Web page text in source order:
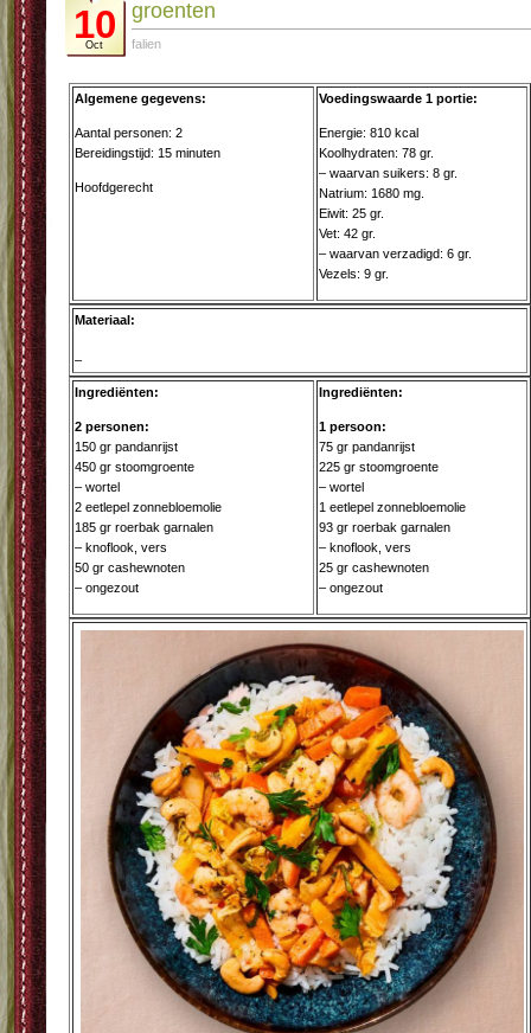
10
Oct
groenten
falien
Algemene gegevens:
Aantal personen: 2
Bereidingstijd: 15 minuten
Hoofdgerecht
Voedingswaarde 1 portie:
Energie: 810 kcal
Koolhydraten: 78 gr.
– waarvan suikers: 8 gr.
Natrium: 1680 mg.
Eiwit: 25 gr.
Vet: 42 gr.
– waarvan verzadigd: 6 gr.
Vezels: 9 gr.
Materiaal:
–
Ingrediënten:
2 personen:
150 gr pandanrijst
450 gr stoomgroente
– wortel
2 eetlepel zonnebloemolie
185 gr roerbak garnalen
– knoflook, vers
50 gr cashewnoten
– ongezout
Ingrediënten:
1 persoon:
75 gr pandanrijst
225 gr stoomgroente
– wortel
1 eetlepel zonnebloemolie
93 gr roerbak garnalen
– knoflook, vers
25 gr cashewnoten
– ongezout